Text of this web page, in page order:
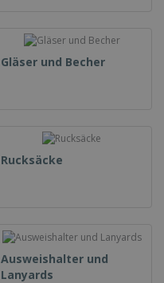
Gläser und Becher
Rucksäcke
Ausweishalter und
Lanyards